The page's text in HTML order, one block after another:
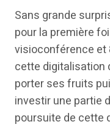
Sans grande
pour la première
visioconférence et
cette digitalisation
porter ses fruits
investir une partie
poursuite de cette